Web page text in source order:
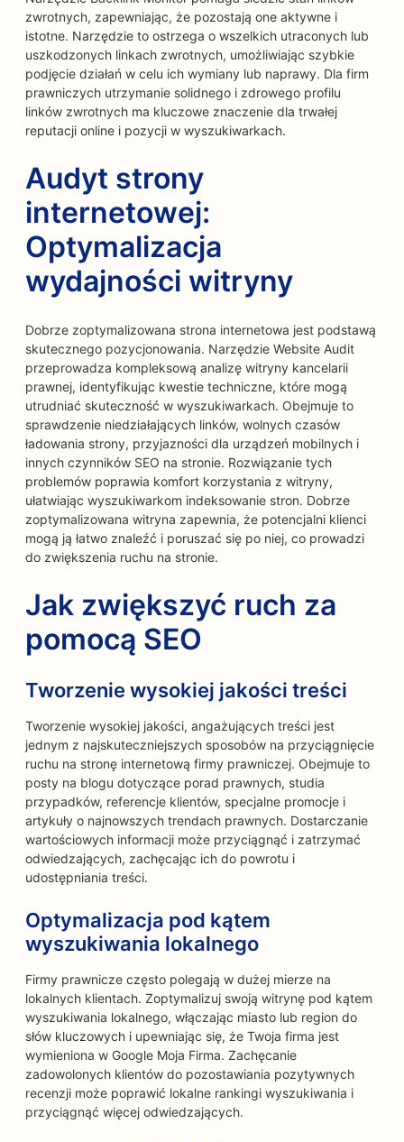
zwrotnych, zapewniając, że pozostają one aktywne i
istotne. Narzędzie to ostrzega o wszelkich utraconych lub
uszkodzonych linkach zwrotnych, umożliwiając szybkie
podjęcie działań w celu ich wymiany lub naprawy. Dla firm
prawniczych utrzymanie solidnego i zdrowego profilu
linków zwrotnych ma kluczowe znaczenie dla trwałej
reputacji online i pozycji w wyszukiwarkach.
Audyt strony
internetowej:
Optymalizacja
wydajności witryny
Dobrze zoptymalizowana strona internetowa jest podstawą
skutecznego pozycjonowania. Narzędzie Website Audit
przeprowadza kompleksową analizę witryny kancelarii
prawnej, identyfikując kwestie techniczne, które mogą
utrudniać skuteczność w wyszukiwarkach. Obejmuje to
sprawdzenie niedziałających linków, wolnych czasów
ładowania strony, przyjazności dla urządzeń mobilnych i
innych czynników SEO na stronie. Rozwiązanie tych
problemów poprawia komfort korzystania z witryny,
ułatwiając wyszukiwarkom indeksowanie stron. Dobrze
zoptymalizowana witryna zapewnia, że potencjalni klienci
mogą ją łatwo znaleźć i poruszać się po niej, co prowadzi
do zwiększenia ruchu na stronie.
Jak zwiększyć ruch za
pomocą SEO
Tworzenie wysokiej jakości treści
Tworzenie wysokiej jakości, angażujących treści jest
jednym z najskuteczniejszych sposobów na przyciągnięcie
ruchu na stronę internetową firmy prawniczej. Obejmuje to
posty na blogu dotyczące porad prawnych, studia
przypadków, referencje klientów, specjalne promocje i
artykuły o najnowszych trendach prawnych. Dostarczanie
wartościowych informacji może przyciągnąć i zatrzymać
odwiedzających, zachęcając ich do powrotu i
udostępniania treści.
Optymalizacja pod kątem
wyszukiwania lokalnego
Firmy prawnicze często polegają w dużej mierze na
lokalnych klientach. Zoptymalizuj swoją witrynę pod kątem
wyszukiwania lokalnego, włączając miasto lub region do
słów kluczowych i upewniając się, że Twoja firma jest
wymieniona w Google Moja Firma. Zachęcanie
zadowolonych klientów do pozostawiania pozytywnych
recenzji może poprawić lokalne rankingi wyszukiwania i
przyciągnąć więcej odwiedzających.